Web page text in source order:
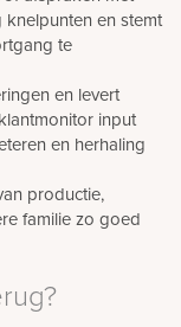
knelpunten en stemt
te
en levert
input
en herhaling
productie,
familie zo goed